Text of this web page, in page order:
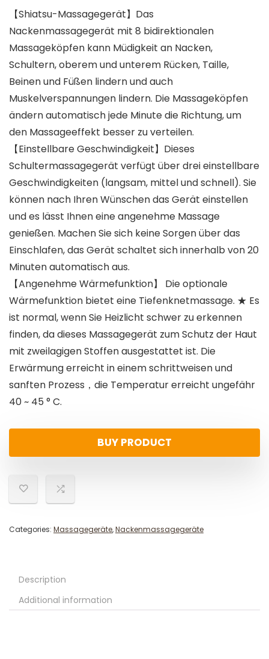
【Shiatsu-Massagegerät】Das
Nackenmassagegerät mit 8 bidirektionalen
Massageköpfen kann Müdigkeit an Nacken,
Schultern, oberem und unterem Rücken, Taille,
Beinen und Füßen lindern und auch
Muskelverspannungen lindern. Die Massageköpfen
ändern automatisch jede Minute die Richtung, um
den Massageeffekt besser zu verteilen.
【Einstellbare Geschwindigkeit】Dieses
Schultermassagegerät verfügt über drei einstellbare
Geschwindigkeiten (langsam, mittel und schnell). Sie
können nach Ihren Wünschen das Gerät einstellen
und es lässt Ihnen eine angenehme Massage
genießen. Machen Sie sich keine Sorgen über das
Einschlafen, das Gerät schaltet sich innerhalb von 20
Minuten automatisch aus.
【Angenehme Wärmefunktion】 Die optionale
Wärmefunktion bietet eine Tiefenknetmassage. ★ Es
ist normal, wenn Sie Heizlicht schwer zu erkennen
finden, da dieses Massagegerät zum Schutz der Haut
mit zweilagigen Stoffen ausgestattet ist. Die
Erwärmung erreicht in einem schrittweisen und
sanften Prozess，die Temperatur erreicht ungefähr
40 ~ 45 ° C.
BUY PRODUCT
Categories: Massagegeräte,Nackenmassagegeräte
Description
Additional information